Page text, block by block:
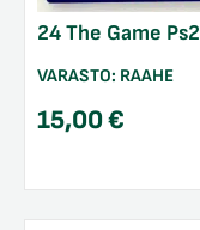
24 The Game Ps2
VARASTO: RAAHE
15,00€